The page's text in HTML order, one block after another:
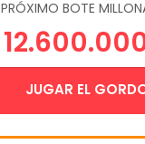
PRÓXIMO BOTE
JUGAR EL